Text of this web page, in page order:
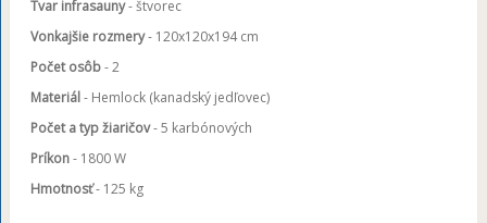
Tvar infrasauny- štvorec
Vonkajšie rozmery- 120x120x194 cm
Počet osôb- 2
Materiál- Hemlock (kanadský jedľovec)
Počet a typ žiaričov- 5 karbónových
Príkon- 1800 W
Hmotnosť- 125 kg